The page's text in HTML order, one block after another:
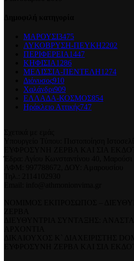
ΜΑΡΟΥΣΙ3475
ΛΥΚΟΒΡΥΣΗ-ΠΕΥΚΗ2202
ΠΕΡΙΦΕΡΕΙΑ1447
ΚΗΦΙΣΙΑ1286
ΜΕΛΙΣΣΙΑ-ΠΕΝΤΕΛΗ1274
Διόνυσος910
Χαλάνδρι909
ΕΛΛΑΔΑ-ΚΟΣΜΟΣ854
Ηράκλειο Αττικής747